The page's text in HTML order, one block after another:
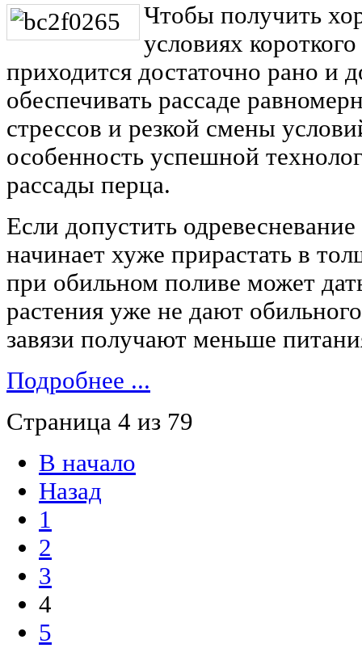
Чтобы получить
условиях короткого
приходится достаточно рано и
обеспечивать рассаде
стрессов и резкой смены
особенность успешной
рассады перца.
Если допустить
начинает хуже прирастать в
при обильном поливе может
растения уже не дают
завязи получают меньше
Подробнее ...
Страница 4 из 79
В начало
Назад
1
2
3
4
5